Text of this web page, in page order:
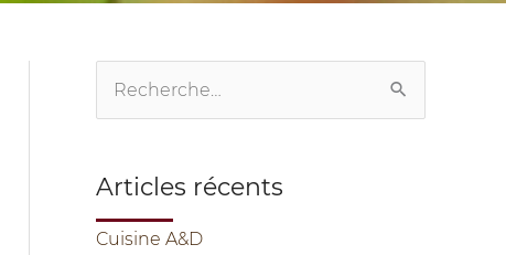
h
e
Articles récents
Cuisine A&D